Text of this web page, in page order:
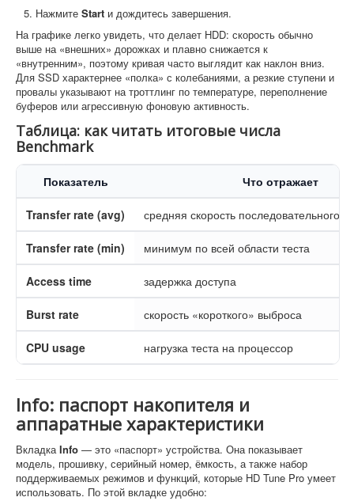
Нажмите Start и дождитесь завершения.
На графике легко увидеть, что делает HDD: скорость обычно
выше на «внешних» дорожках и плавно снижается к
«внутренним», поэтому кривая часто выглядит как наклон вниз.
Для SSD характернее «полка» с колебаниями, а резкие ступени и
провалы указывают на троттлинг по температуре, переполнение
буферов или агрессивную фоновую активность.
Таблица: как читать итоговые числа
Benchmark
Показатель Что отражает
Transfer rate (avg) средняя скорость последовательного
Transfer rate (min) минимум по всей области теста
Access time задержка доступа
Burst rate скорость «короткого» выброса
CPU usage нагрузка теста на процессор
Info: паспорт накопителя и
аппаратные характеристики
ВкладкаInfo — это «паспорт» устройства. Она показывает
модель, прошивку, серийный номер, ёмкость, а также набор
поддерживаемых режимов и функций, которые HD Tune Pro умеет
использовать. По этой вкладке удобно: